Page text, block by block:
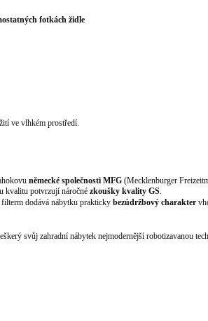
fotkách židle
ve vlhkém prostředí.
německé společnosti MFG(Mecklenburger
kvalitu potvrzují náročné zkoušky kvality GS.
dodává nábytku prakticky bezúdržbový charakter
svůj zahradní nábytek nejmodernější robotizavanou